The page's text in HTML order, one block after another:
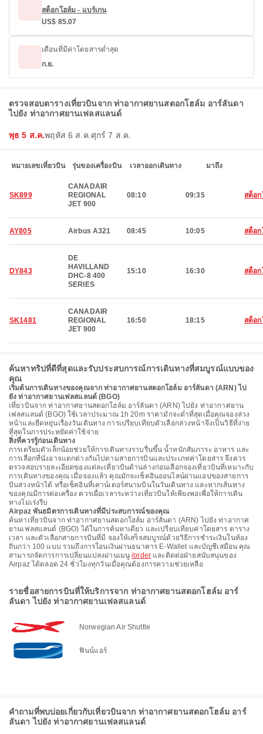
สต็อกโฮล์ม - แบร์เกน
US$ 85.07
เดือนที่มีค่าโดยสารต่ำสุด
ก.ย.
ตรวจสอบตารางเที่ยวบินจาก ท่าอากาศยานสตอกโฮล์ม อาร์ลันดา
ไปยัง ท่าอากาศยานเฟลสแลนด์
พุธ 5 ส.ค.พฤหัส 6 ส.ค. ศุกร์ 7 ส.ค.
หมายเลขเที่ยวบิน รุ่นของเครื่องบิน เวลาออกเดินทาง มาถึง
SK899
CANADAIR
REGIONAL
JET 900
08:10 09:35 สต็อ
AY805 Airbus A321 08:45 10:05 สต็อ
DY843
DE
HAVILLAND
DHC-8 400
SERIES
15:10 16:30 สต็อ
SK1481
CANADAIR
REGIONAL
JET 900
16:50 18:15 สต็อ
ค้นหาทริปที่ดีที่สุดและรับประสบการณ์การเดินทางที่สมบูรณ์แบบของ
คุณ
เริ่มต้นการเดินทางของคุณจาก ท่าอากาศยานสตอกโฮล์ม อาร์ลันดา (ARN) ไป
ยัง ท่าอากาศยานเฟลสแลนด์ (BGO)
เที่ยวบินจาก ท่าอากาศยานสตอกโฮล์ม อาร์ลันดา (ARN) ไปยัง ท่าอากาศยาน
เฟลสแลนด์ (BGO) ใช้เวลาประมาณ 1h 20m ราคามักจะต่ำที่สุดเมื่อคุณจองล่วง
หน้าและยืดหยุ่นเรื่องวันเดินทาง การเปรียบเทียบตัวเลือกล่วงหน้าจึงเป็นวิธีที่ง่าย
ที่สุดในการประหยัดค่าใช้จ่าย
สิ่งที่ควรรู้ก่อนเดินทาง
การเตรียมตัวเล็กน้อยช่วยให้การเดินทางราบรื่นขึ้น น้ำหนักสัมภาระ อาหาร และ
การเลือกที่นั่งอาจแตกต่างกันไปตามสายการบินและประเภทค่าโดยสาร จึงควร
ตรวจสอบรายละเอียดของแต่ละเที่ยวบินด้านล่างก่อนเลือกจองเที่ยวบินที่เหมาะกับ
การเดินทางของคุณ เมื่อจองแล้ว คุณมักจะเช็คอินออนไลน์ผ่านแอปของสายการ
บินล่วงหน้าได้ หรือเช็คอินที่เคาน์เตอร์สนามบินในวันเดินทาง และหากเส้นทาง
ของคุณมีการต่อเครื่อง ควรเผื่อเวลาระหว่างเที่ยวบินให้เพียงพอเพื่อให้การเดิน
ทางไม่เร่งรีบ
Airpaz พันธมิตรการเดินทางที่มีประสบการณ์ของคุณ
ค้นหาเที่ยวบินจาก ท่าอากาศยานสตอกโฮล์ม อาร์ลันดา (ARN) ไปยัง ท่าอากาศ
ยานเฟลสแลนด์ (BGO) ได้ในการค้นหาเดียว และเปรียบเทียบค่าโดยสาร ตาราง
เวลา และตัวเลือกสายการบินที่มี จองให้เสร็จสมบูรณ์ด้วยวิธีการชำระเงินในท้อง
ถิ่นกว่า 100 แบบ รวมถึงการโอนเงินผ่านธนาคาร E-Wallet และบัญชีเสมือน คุณ
สามารถจัดการการเปลี่ยนแปลงผ่านเมนู/order และติดต่อฝ่ายสนับสนุนของ
Airpaz ได้ตลอด 24 ชั่วโมงทุกวันเมื่อคุณต้องการความช่วยเหลือ
รายชื่อสายการบินที่ให้บริการจาก ท่าอากาศยานสตอกโฮล์ม อาร์
ลันดา ไปยัง ท่าอากาศยานเฟลสแลนด์
Norwegian Air Shuttle
ฟินน์แอร์
คำถามที่พบบ่อยเกี่ยวกับเที่ยวบินจาก ท่าอากาศยานสตอกโฮล์ม อาร์
ลันดา ไปยัง ท่าอากาศยานเฟลสแลนด์